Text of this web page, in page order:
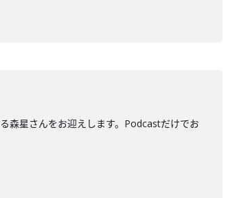
森星さんをお迎えします。Podcastだけでお